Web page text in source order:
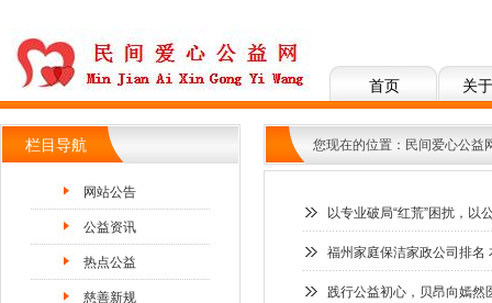
首页 关
栏目导航
网站公告
公益资讯
热点公益
慈善新规
您现在的位置： 民间爱心公益
以专业破局“红荒”困扰，以
福州家庭保洁家政公司排名
践行公益初心，贝昂向嫣